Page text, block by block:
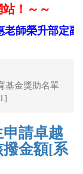
！～～
師榮升部定副
基金獎助名單
請卓越
金額[系